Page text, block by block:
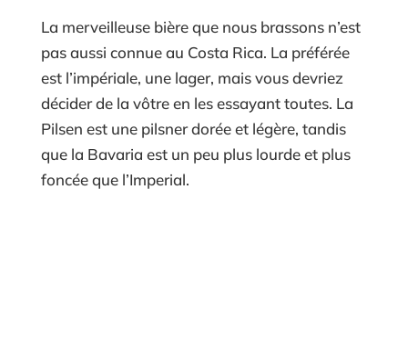
La merveilleuse bière que nous brassons n’est
pas aussi connue au Costa Rica. La préférée
est l’impériale, une lager, mais vous devriez
décider de la vôtre en les essayant toutes. La
Pilsen est une pilsner dorée et légère, tandis
que la Bavaria est un peu plus lourde et plus
foncée que l’Imperial.